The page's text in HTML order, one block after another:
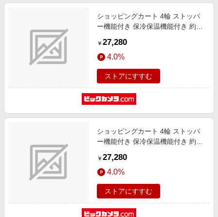
ショッピングカート 4輪 ストッパ
ー機能付き 保冷保温機能付き 約
F.OR
￥ 27,280
4.0%
ストアにすすむ
ショッピングカート 4輪 ストッパ
ー機能付き 保冷保温機能付き 約
F.BK
￥ 27,280
4.0%
ストアにすすむ